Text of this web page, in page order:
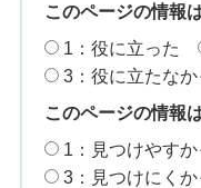
このページの情報
1：役に立った
3：役に立たなか
このページの情報
1：見つけやすか
3：見つけにくか